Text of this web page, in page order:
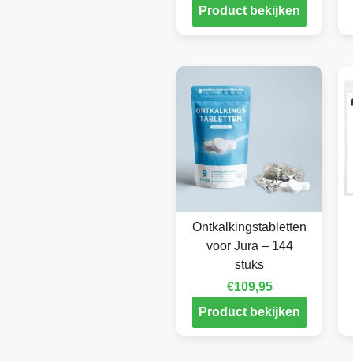
Product bekijken
Ontkalkingstabletten
voor Jura – 144
stuks
€109,95
Product bekijken